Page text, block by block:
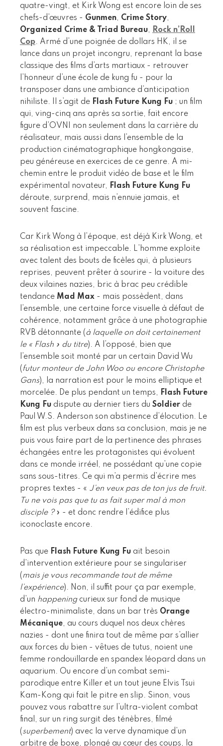
quatre-vingt, et Kirk Wong est encore loin de ses
chefs-d’œuvres - Gunmen, Crime Story,
Organized Crime & Triad Bureau,
Rock n’Roll
Cop. Armé d’une poignée de dollars HK, il se
lance dans un projet incongru, reprenant la base
classique des films d’arts martiaux - retrouver
l’honneur d’une école de kung fu - pour la
transposer dans une ambiance d’anticipation
nihiliste. Il s’agit de Flash Future Kung Fu ; un film
qui, ving-cinq ans après sa sortie, fait encore
figure d’OVNI non seulement dans la carrière du
réalisateur, mais aussi dans l’ensemble de la
production cinématographique hongkongaise,
peu généreuse en exercices de ce genre. A mi-
chemin entre le produit vidéo de base et le film
expérimental novateur,
Flash Future Kung Fu
déroute, surprend, mais n’ennuie jamais, et
souvent fascine.
Car Kirk Wong à l’époque, est déjà Kirk Wong, et
sa réalisation est impeccable. L’homme exploite
avec talent des bouts de ficèles qui, à plusieurs
reprises, peuvent prêter à sourire - la voiture des
deux vilaines nazies, bric à brac peu crédible
tendance Mad Max - mais possèdent, dans
l’ensemble, une certaine force visuelle à défaut de
cohérence, notamment grâce à une photographie
RVB détonnante (à laquelle on doit certainement
le « Flash » du titre). A l’opposé, bien que
l’ensemble soit monté par un certain David Wu
(futur monteur de John Woo ou encore Christophe
Gans), la narration est pour le moins elliptique et
morcelée. De plus pendant un temps,
Flash Future
Kung Fu dispute au dernier tiers du Soldier de
Paul W.S. Anderson son abstinence d’élocution. Le
film est plus verbeux dans sa conclusion, mais je ne
puis vous faire part de la pertinence des phrases
échangées entre les protagonistes qui évoluent
dans ce monde irréel, ne possédant qu’une copie
sans sous-titres. Ce qui m’a permis d’écrire mes
propres textes - « J’en veux pas de ton jus de fruit.
Tu ne vois pas que tu as fait super mal à mon
disciple ?» - et donc rendre l’édifice plus
iconoclaste encore.
Pas que Flash Future Kung Fu ait besoin
d’intervention extérieure pour se singulariser
(mais je vous recommande tout de même
l’expérience). Non, il suffit pour ça par exemple,
d’un happeningcurieux sur fond de musique
électro-minimaliste, dans un bar très Orange
Mécanique, au cours duquel nos deux chères
nazies - dont une finira tout de même par s’allier
aux forces du bien - vêtues de tutus, noient une
femme rondouillarde en spandex léopard dans un
aquarium. Ou encore d’un combat semi-
parodique entre Killer et un tout jeune Elvis Tsui
Kam-Kong qui fait le pitre en slip. Sinon, vous
pouvez vous rabattre sur l’ultra-violent combat
final, sur un ring surgit des ténèbres, filmé
(superbement) avec la verve dynamique d’un
arbitre de boxe, plongé au cœur des coups, la